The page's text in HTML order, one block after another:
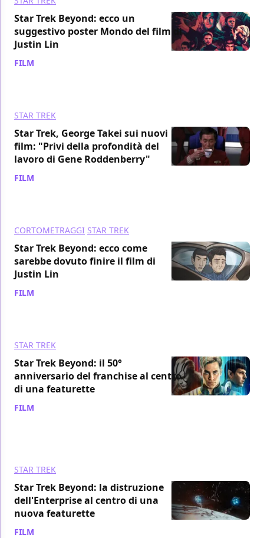
Star Trek Beyond: ecco un
suggestivo poster Mondo del film di
Justin Lin
FILM
STAR TREK
Star Trek, George Takei sui nuovi
film: "Privi della profondità del
lavoro di Gene Roddenberry"
FILM
CORTOMETRAGGI STAR TREK
Star Trek Beyond: ecco come
sarebbe dovuto finire il film di
Justin Lin
FILM
STAR TREK
Star Trek Beyond: il 50°
anniversario del franchise al centro
di una featurette
FILM
STAR TREK
Star Trek Beyond: la distruzione
dell'Enterprise al centro di una
nuova featurette
FILM